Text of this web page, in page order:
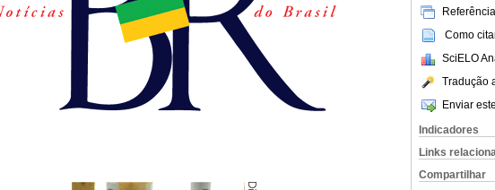
Como
SciELO
Tradução
Enviar
Indicadores
Links
Compartilhar